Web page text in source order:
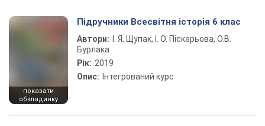
показати
обкладинку
Підручники Всесвітня історія 6 клас
Автори:
І. Я. Щупак, І. О. Піскарьова, О.В.
Бурлака
Рік: 2019
Опис: Інтегрований курс